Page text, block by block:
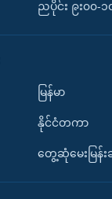
ညပိုင်း ၉း၀၀-၁
မြန်မာ
နိုင်ငံတကာ
တွေ့ဆုံမေးမြန်း